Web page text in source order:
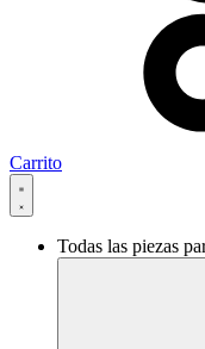
Carrito
Todas las piezas